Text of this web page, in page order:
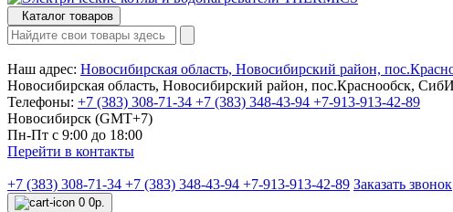
Каталог товаров
Наш адрес: Новосибирская область, Новосибирский район,
Новосибирская область, Новосибирский район, пос.Краснообск,
Телефоны: +7 (383) 308-71-34 +7 (383) 348-43-94 +7-913-913-42-89
Новосибирск (GMT+7)
Пн-Пт с 9:00 до 18:00
Перейти в контакты
+7 (383) 308-71-34 +7 (383) 348-43-94 +7-913-913-42-89 Заказать звонок
0 0р.